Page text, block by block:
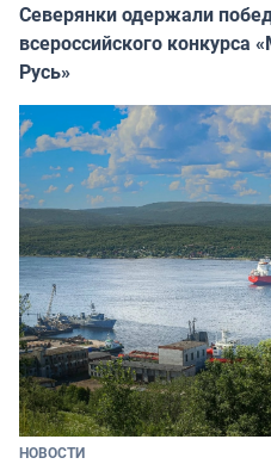
Северянки одержали
всероссийского конкурса
Русь»
НОВОСТИ